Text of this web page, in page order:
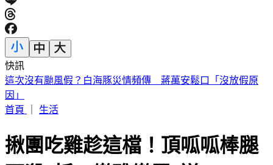
快訊
快訊／颱風天「國2桃園大竹段塞爆」！油罐車自撞 翻覆橫
躺3車道
首頁
生活
揪團吃雞趁這檔！頂呱呱棒腿